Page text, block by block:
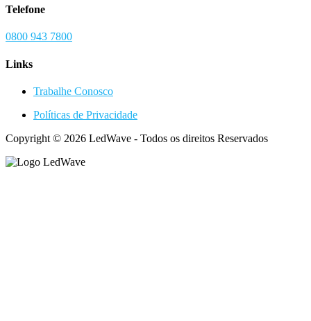
Telefone
0800 943 7800
Links
Trabalhe Conosco
Políticas de Privacidade
Copyright © 2026 LedWave - Todos os direitos Reservados